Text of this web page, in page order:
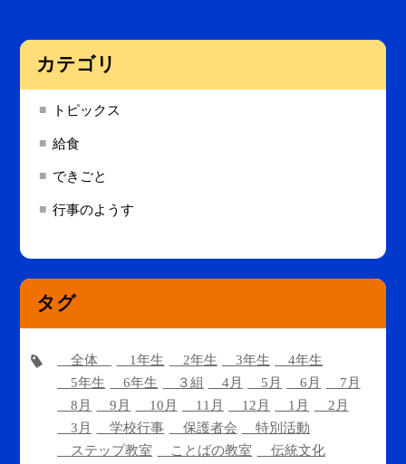
カテゴリ
トピックス
給食
できごと
行事のようす
タグ
全体 1年生 2年生 3年生
4年生
5年生
6年生 ３組 4月 5月 6月
7月
8月
9月 10月 11月 12月 1月
2月
3月
学校行事 保護者会
特別活動
ステップ教室
ことばの教室
伝統文化